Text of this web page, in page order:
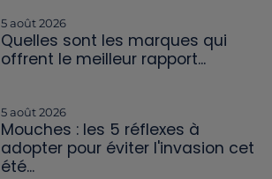
5 août 2026
Quelles sont les marques qui
offrent le meilleur rapport...
5 août 2026
Mouches : les 5 réflexes à
adopter pour éviter l'invasion cet
été...